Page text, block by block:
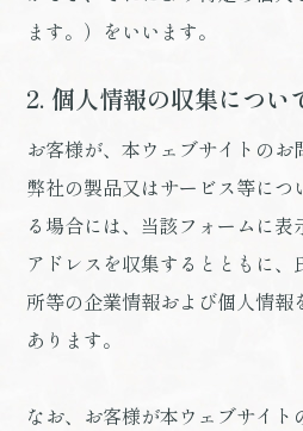
ます。）をいいます。
2. 個人情報の収集につい
お客様が、本ウェブサイトのお
弊社の製品又はサービス等に
る場合には、当該フォームに
アドレスを収集するとともに
所等の企業情報および個人情
あります。
なお、お客様が本ウェブサイト